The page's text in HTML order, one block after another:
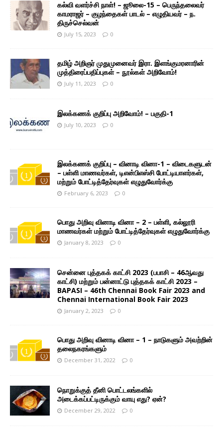
கல்வி வளர்ச்சி நாள்! – ஜூலை-15 – பெருந்தலைவர்
காமராஜர் – குழந்தைகள் பாடல் – எழுதியவர் – ந.
திருச்செல்வன்
July 15, 2023 0
தமிழ் அறிஞர் முதுமுனைவர் இரா. இளங்குமரனாரின்
முத்திரைப்பதிப்புகள் – நூல்கள் அறிவோம்!
July 11, 2023 0
இலக்கணக் குறிப்பு அறிவோம்! – பகுதி-1
July 10, 2023 0
இலக்கணக் குறிப்பு – வினாடி வினா-1 – விடைகளுடன்
– பள்ளி மாணவர்கள், டிஎன்பிஎஸ்சி போட்டியாளர்கள்,
மற்றும் போட்டித்தேர்வுகள் எழுதுவோர்க்கு
February 6, 2023 0
பொது அறிவு வினாடி வினா – 2 – பள்ளி, கல்லூரி
மாணவர்கள் மற்றும் போட்டித்தேர்வுகள் எழுதுவோர்க்கு
January 8, 2023 0
சென்னை புத்தகக் காட்சி 2023 (பபாசி – 46ஆவது
காட்சி) மற்றும் பன்னாட்டு புத்தகக் காட்சி 2023 –
BAPASI – 46th Chennai Book Fair 2023 and
Chennai International Book Fair 2023
January 2, 2023 0
பொது அறிவு வினாடி வினா – 1 – நாடுகளும் அவற்றின்
தலைநகரங்களும்
December 31, 2022 0
நொறுக்குத் தீனி பொட்டலங்களில்
அடைக்கப்பட்டிருக்கும் வாயு எது? ஏன்?
December 29, 2022 0